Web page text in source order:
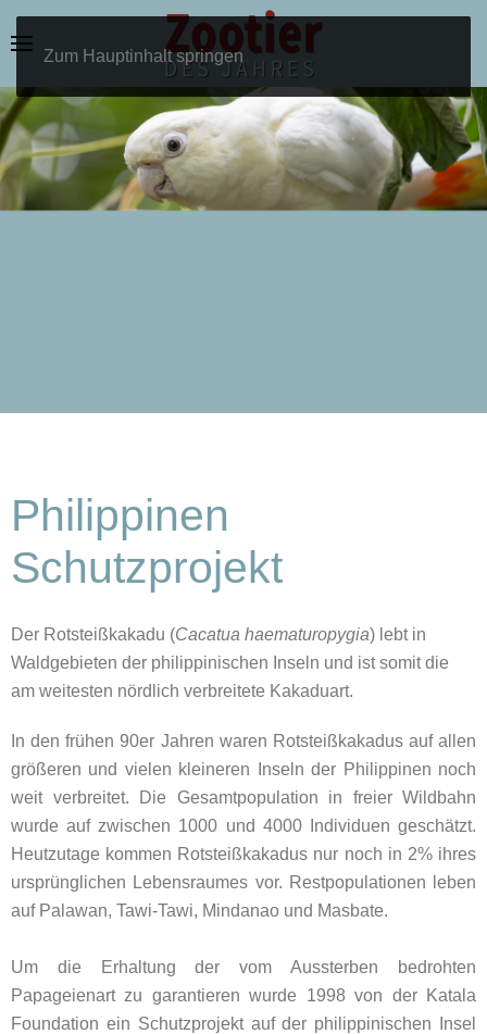
Zum Hauptinhalt springen
Philippinen
Schutzprojekt
Der Rotsteißkakadu (Cacatua haematuropygia) lebt in
Waldgebieten der philippinischen Inseln und ist somit die
am weitesten nördlich verbreitete Kakaduart.
In den frühen 90er Jahren waren Rotsteißkakadus auf allen
größeren und vielen kleineren Inseln der Philippinen noch
weit verbreitet. Die Gesamtpopulation in freier Wildbahn
wurde auf zwischen 1000 und 4000 Individuen geschätzt.
Heutzutage kommen Rotsteißkakadus nur noch in 2% ihres
ursprünglichen Lebensraumes vor. Restpopulationen leben
auf Palawan, Tawi-Tawi, Mindanao und Masbate.
Um die Erhaltung der vom Aussterben bedrohten
Papageienart zu garantieren wurde 1998 von der Katala
Foundation ein Schutzprojekt auf der philippinischen Insel